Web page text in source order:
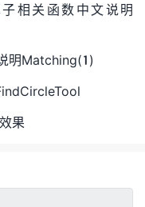
相关函数中文说明
明Matching(1)
果